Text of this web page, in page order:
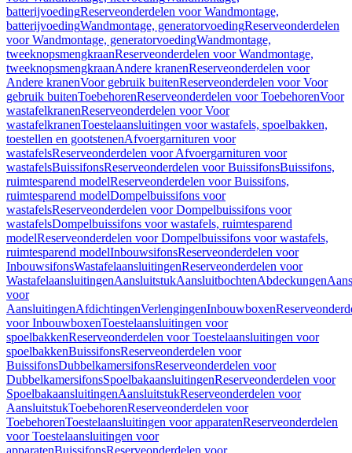
batterijvoedingReserveonderdelen voor Wandmontage,
batterijvoedingWandmontage, generatorvoedingReserveonderdelen
voor Wandmontage, generatorvoedingWandmontage,
tweeknopsmengkraanReserveonderdelen voor Wandmontage,
tweeknopsmengkraanAndere kranenReserveonderdelen voor
Andere kranenVoor gebruik buitenReserveonderdelen voor Voor
gebruik buitenToebehorenReserveonderdelen voor ToebehorenVoor
wastafelkranenReserveonderdelen voor Voor
wastafelkranenToestelaansluitingen voor wastafels, spoelbakken,
toestellen en gootstenenAfvoergarnituren voor
wastafelsReserveonderdelen voor Afvoergarnituren voor
wastafelsBuissifonsReserveonderdelen voor BuissifonsBuissifons,
ruimtesparend modelReserveonderdelen voor Buissifons,
ruimtesparend modelDompelbuissifons voor
wastafelsReserveonderdelen voor Dompelbuissifons voor
wastafelsDompelbuissifons voor wastafels, ruimtesparend
modelReserveonderdelen voor Dompelbuissifons voor wastafels,
ruimtesparend modelInbouwsifonsReserveonderdelen voor
InbouwsifonsWastafelaansluitingenReserveonderdelen voor
WastafelaansluitingenAansluitstukAansluitbochtenAbdeckungen
voor
AansluitingenAfdichtingenVerlengingenInbouwboxen
voor InbouwboxenToestelaansluitingen voor
spoelbakkenReserveonderdelen voor Toestelaansluitingen voor
spoelbakkenBuissifonsReserveonderdelen voor
BuissifonsDubbelkamersifonsReserveonderdelen voor
DubbelkamersifonsSpoelbakaansluitingenReserveonderdelen voor
SpoelbakaansluitingenAansluitstukReserveonderdelen voor
AansluitstukToebehorenReserveonderdelen voor
ToebehorenToestelaansluitingen voor apparatenReserveonderdelen
voor Toestelaansluitingen voor
apparatenBuissifonsReserveonderdelen voor